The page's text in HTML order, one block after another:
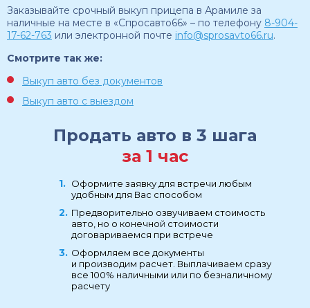
Заказывайте срочный выкуп прицепа в Арамиле за
наличные на месте в «Спросавто66» – по телефону 8-904-
17-62-763 или электронной почте info@sprosavto66.ru.
Смотрите так же:
Выкуп авто без документов
Выкуп авто с выездом
Продать авто в 3 шага
за 1 час
Оформите заявку для встречи любым
удобным для Вас способом
Предворительно озвучиваем стоимость
авто, но о конечной стоимости
договариваемся при встрече
Оформляем все документы
и производим расчет. Выплачиваем сразу
все 100% наличными или по безналичному
расчету